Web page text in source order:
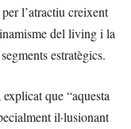
l’atractiu creixent
del living i la
estratègics.
que “aquesta
il·lusionant